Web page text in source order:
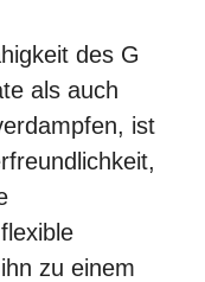
des G
als auch
ist
zu einem